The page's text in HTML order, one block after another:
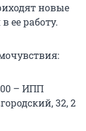
новые
ее работу.
– ИПП
32, 2